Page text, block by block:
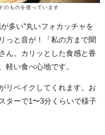
のものを使っています
多い”丸いフォカッチャを
っと音が！「私の方まで聞
ん。カリッとした食感と香
軽い食べ心地です。
リベイクしてくれます。お
ターで1〜3分くらいで様子